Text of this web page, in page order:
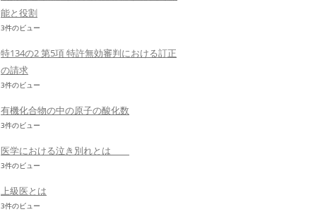
能と役割
3件のビュー
特134の2 第5項 特許無効審判における訂正
の請求
3件のビュー
有機化合物の中の原子の酸化数
3件のビュー
医学における泣き別れとは
3件のビュー
上級医とは
3件のビュー